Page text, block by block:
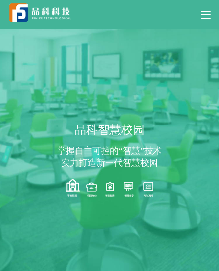
品科智慧校园
掌握自主可控的“智慧”技术
实力打造新一代智慧校园